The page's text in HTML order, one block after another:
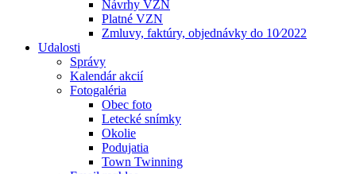
Návrhy VZN
Platné VZN
Zmluvy, faktúry, objednávky do 10⁄2022
Udalosti
Správy
Kalendár akcií
Fotogaléria
Obec foto
Letecké snímky
Okolie
Podujatia
Town Twinning